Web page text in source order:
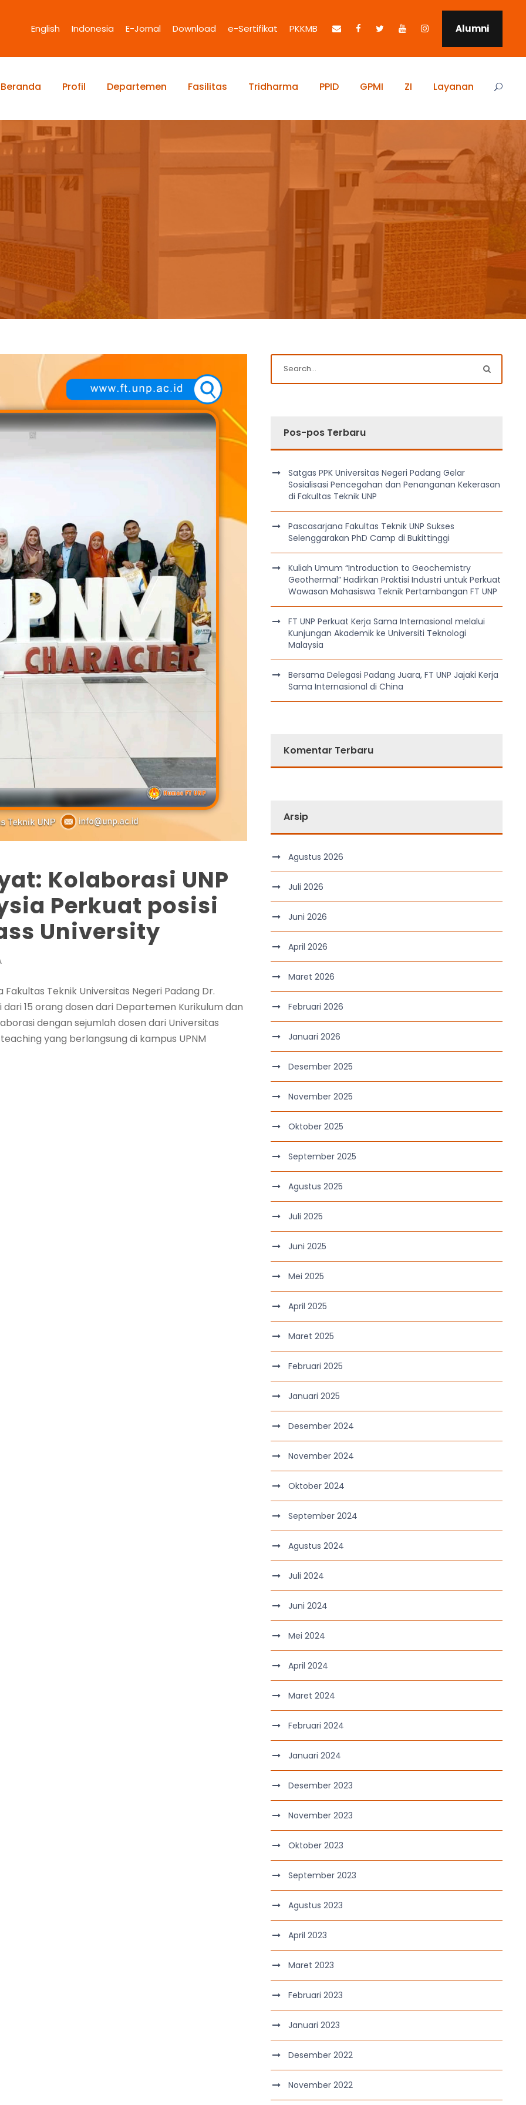
English Indonesia E-Jornal Download e-Sertifikat PKKMB Alumni
Beranda Profil Departemen Fasilitas Tridharma PPID GPMI ZI Layanan
Kolaborasi UNP
Perkuat posisi
University
Teknik Universitas Negeri Padang Dr.
15 orang dosen dari Departemen Kurikulum dan
dengan sejumlah dosen dari Universitas
yang berlangsung di kampus UPNM
Pos-pos Terbaru
Satgas PPK Universitas Negeri Padang Gelar
Sosialisasi Pencegahan dan Penanganan Kekerasan
di Fakultas Teknik UNP
Pascasarjana Fakultas Teknik UNP Sukses
Selenggarakan PhD Camp di Bukittinggi
Kuliah Umum “Introduction to Geochemistry
Geothermal” Hadirkan Praktisi Industri untuk Perkuat
Wawasan Mahasiswa Teknik Pertambangan FT UNP
FT UNP Perkuat Kerja Sama Internasional melalui
Kunjungan Akademik ke Universiti Teknologi
Malaysia
Bersama Delegasi Padang Juara, FT UNP Jajaki Kerja
Sama Internasional di China
Komentar Terbaru
Arsip
Agustus 2026
Juli 2026
Juni 2026
April 2026
Maret 2026
Februari 2026
Januari 2026
Desember 2025
November 2025
Oktober 2025
September 2025
Agustus 2025
Juli 2025
Juni 2025
Mei 2025
April 2025
Maret 2025
Februari 2025
Januari 2025
Desember 2024
November 2024
Oktober 2024
September 2024
Agustus 2024
Juli 2024
Juni 2024
Mei 2024
April 2024
Maret 2024
Februari 2024
Januari 2024
Desember 2023
November 2023
Oktober 2023
September 2023
Agustus 2023
April 2023
Maret 2023
Februari 2023
Januari 2023
Desember 2022
November 2022